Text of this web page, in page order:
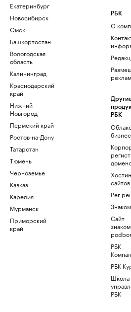
Екатеринбург
Новосибирск
Омск
Башкортостан
Вологодская
область
Калининград
Краснодарский
край
Нижний
Новгород
Пермский край
Ростов-на-Дону
Татарстан
Тюмень
Черноземье
Кавказ
Карелия
Мурманск
Приморский
край
РБК
О
РБК
сайтов
Сайт
РБК
РБК
Школа
РБК